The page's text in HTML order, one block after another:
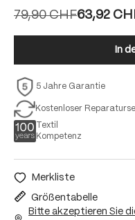
63,92
79,90 CHF
In
5 Jahre Garantie
Kostenloser
Textil
Kompetenz
Merkliste
Größentabelle
Bitte akzeptieren Sie